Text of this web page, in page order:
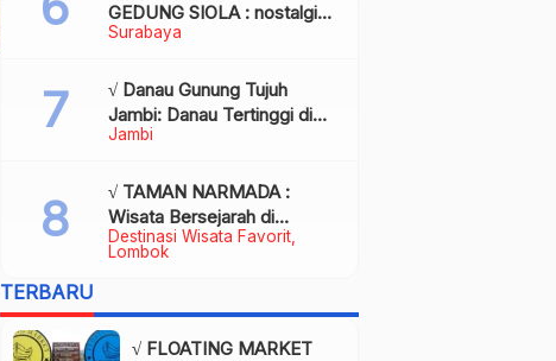
Surabaya
GEDUNG SIOLA : nostalgia
dalam balutan modernitas di
Review & Info
Jambi
√ Danau Gunung Tujuh
Jambi: Danau Tertinggi di
Asia Tenggara, Tiket, Rute,
Destinasi Wisata Favorit
Lombok
√ TAMAN NARMADA :
Wisata Bersejarah di
Lombok yang Memukau
TERBARU
√ FLOATING MARKET